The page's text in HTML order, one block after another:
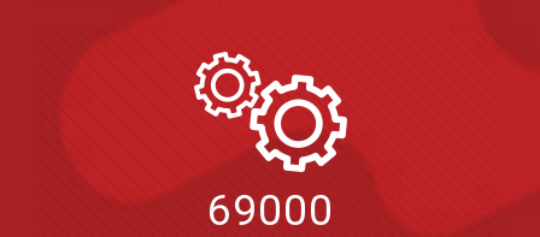
69000